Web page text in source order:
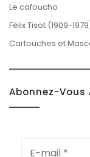
Le cafoucho
Félix Tisot (1909-
Cartouches et
Abonnez-Vous